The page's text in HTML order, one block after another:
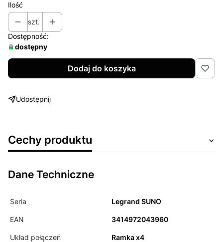
Ilość
szt.
Dostępność:
dostępny
Dodaj do koszyka
Udostępnij
Cechy produktu
Dane Techniczne
Seria Legrand SUNO
EAN 3414972043960
Układ połączeń Ramka x4